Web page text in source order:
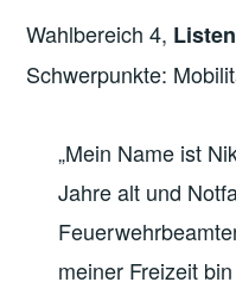
Wahlbereich 4,
Schwerpunkte:
„Mein Name ist
Jahre alt und
meiner Freizeit